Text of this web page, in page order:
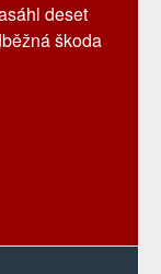
deset
škoda